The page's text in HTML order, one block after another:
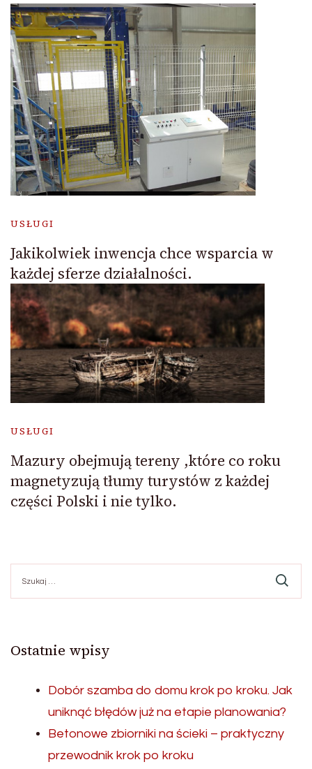
USŁUGI
Jakikolwiek inwencja chce wsparcia w
każdej sferze działalności.
USŁUGI
Mazury obejmują tereny ,które co roku
magnetyzują tłumy turystów z każdej
części Polski i nie tylko.
Ostatnie wpisy
Dobór szamba do domu krok po kroku. Jak
uniknąć błędów już na etapie planowania?
Betonowe zbiorniki na ścieki – praktyczny
przewodnik krok po kroku